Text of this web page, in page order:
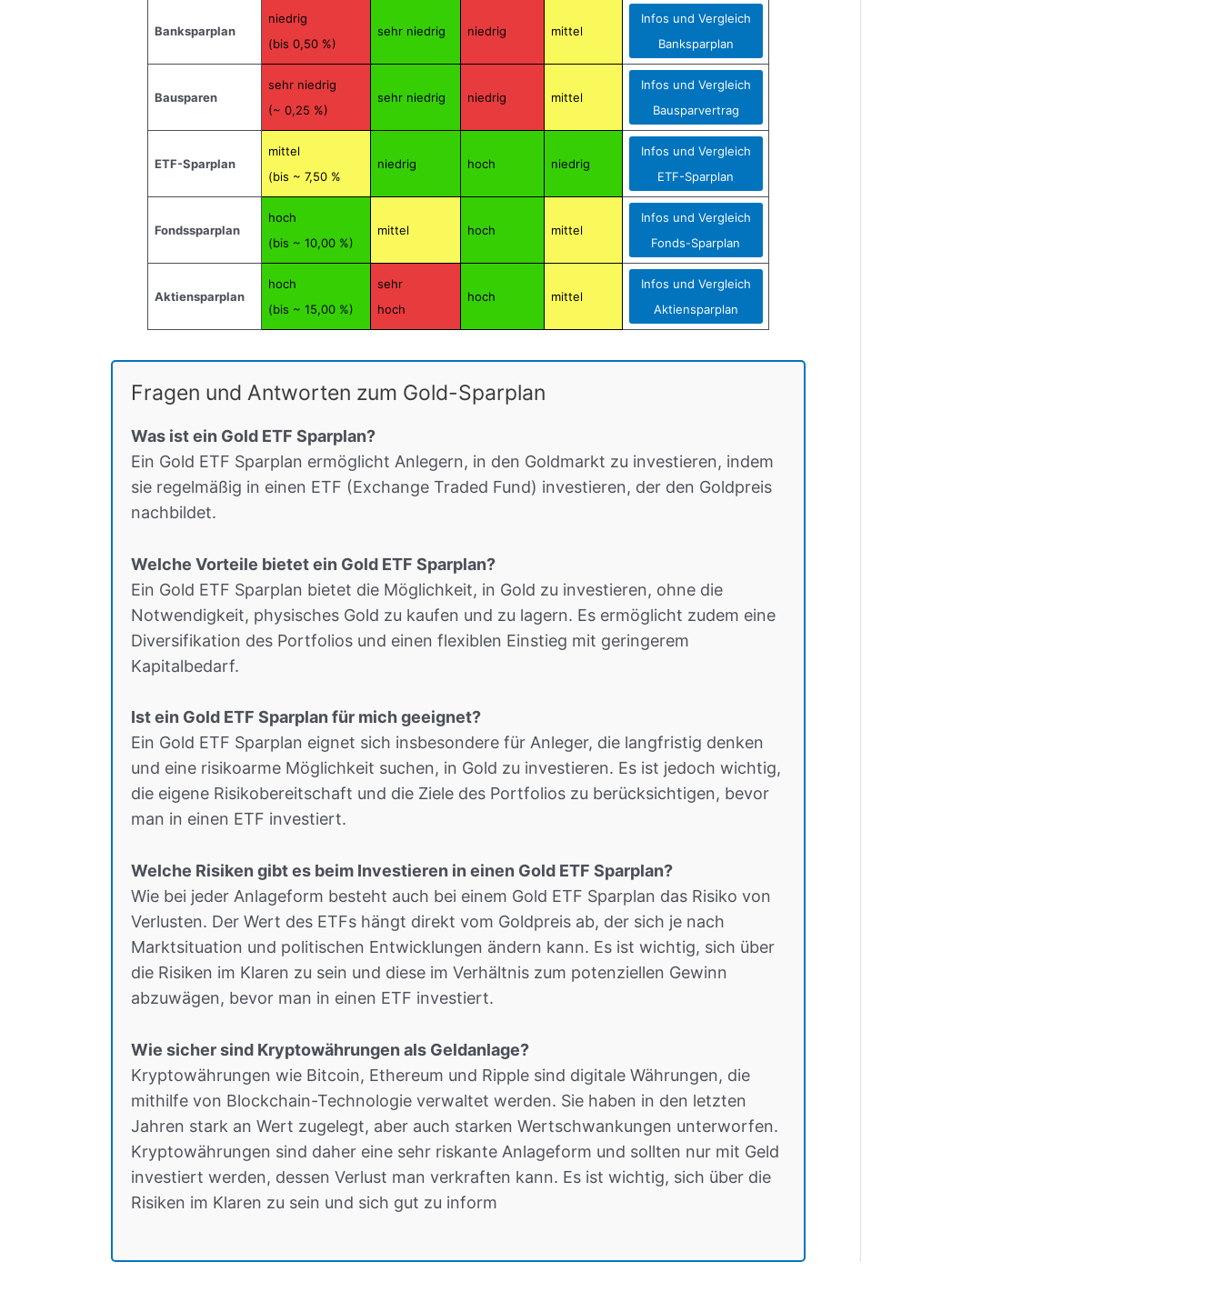
Banksparplan
niedrig
(bis 0,50 %)
sehr niedrig niedrig mittel
Infos und Vergleich
Banksparplan
Bausparen
sehr niedrig
(~ 0,25 %)
sehr niedrig niedrig mittel
Infos und Vergleich
Bausparvertrag
ETF-Sparplan
mittel
(bis ~ 7,50 %
niedrig hoch niedrig
Infos und Vergleich
ETF-Sparplan
Fondssparplan
hoch
(bis ~ 10,00 %)
mittel hoch mittel
Infos und Vergleich
Fonds-Sparplan
Aktiensparplan
hoch
(bis ~ 15,00 %)
sehr
hoch
hoch mittel
Infos und Vergleich
Aktiensparplan
Fragen und Antworten zum Gold-Sparplan
Was ist ein Gold ETF Sparplan?
Ein Gold ETF Sparplan ermöglicht Anlegern, in den Goldmarkt zu investieren, indem
sie regelmäßig in einen ETF (Exchange Traded Fund) investieren, der den Goldpreis
nachbildet.
Welche Vorteile bietet ein Gold ETF Sparplan?
Ein Gold ETF Sparplan bietet die Möglichkeit, in Gold zu investieren, ohne die
Notwendigkeit, physisches Gold zu kaufen und zu lagern. Es ermöglicht zudem eine
Diversifikation des Portfolios und einen flexiblen Einstieg mit geringerem
Kapitalbedarf.
Ist ein Gold ETF Sparplan für mich geeignet?
Ein Gold ETF Sparplan eignet sich insbesondere für Anleger, die langfristig denken
und eine risikoarme Möglichkeit suchen, in Gold zu investieren. Es ist jedoch wichtig,
die eigene Risikobereitschaft und die Ziele des Portfolios zu berücksichtigen, bevor
man in einen ETF investiert.
Welche Risiken gibt es beim Investieren in einen Gold ETF Sparplan?
Wie bei jeder Anlageform besteht auch bei einem Gold ETF Sparplan das Risiko von
Verlusten. Der Wert des ETFs hängt direkt vom Goldpreis ab, der sich je nach
Marktsituation und politischen Entwicklungen ändern kann. Es ist wichtig, sich über
die Risiken im Klaren zu sein und diese im Verhältnis zum potenziellen Gewinn
abzuwägen, bevor man in einen ETF investiert.
Wie sicher sind Kryptowährungen als Geldanlage?
Kryptowährungen wie Bitcoin, Ethereum und Ripple sind digitale Währungen, die
mithilfe von Blockchain-Technologie verwaltet werden. Sie haben in den letzten
Jahren stark an Wert zugelegt, aber auch starken Wertschwankungen unterworfen.
Kryptowährungen sind daher eine sehr riskante Anlageform und sollten nur mit Geld
investiert werden, dessen Verlust man verkraften kann. Es ist wichtig, sich über die
Risiken im Klaren zu sein und sich gut zu inform